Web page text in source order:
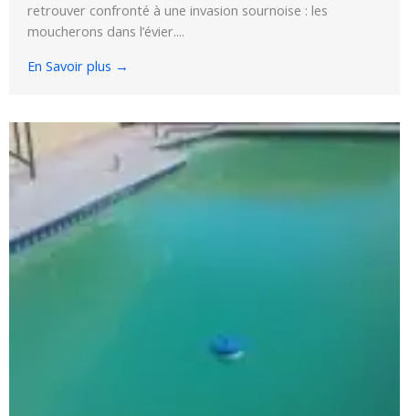
retrouver confronté à une invasion sournoise : les
moucherons dans l’évier....
En Savoir plus →